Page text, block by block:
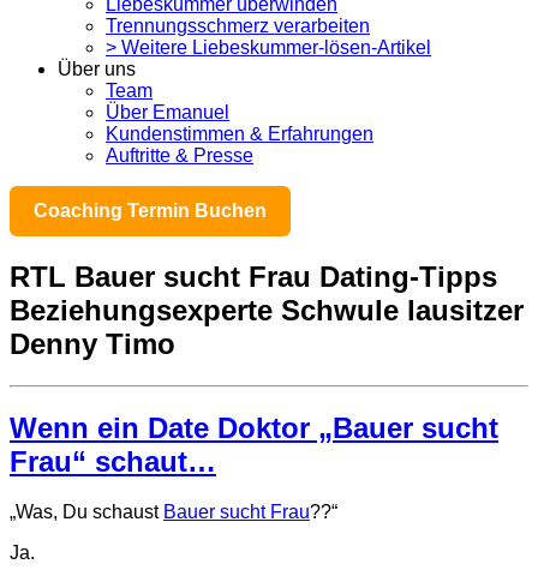
Trennungsschmerz verarbeiten
> Weitere Liebeskummer-lösen-Artikel
Über uns
Team
Über Emanuel
Kundenstimmen & Erfahrungen
Auftritte & Presse
Coaching Termin Buchen
RTL Bauer sucht Frau Dating-Tipps
Beziehungsexperte Schwule lausitzer
Denny Timo
Wenn ein Date Doktor „Bauer sucht
Frau“ schaut…
„Was, Du schaust Bauer sucht Frau??“
Ja.